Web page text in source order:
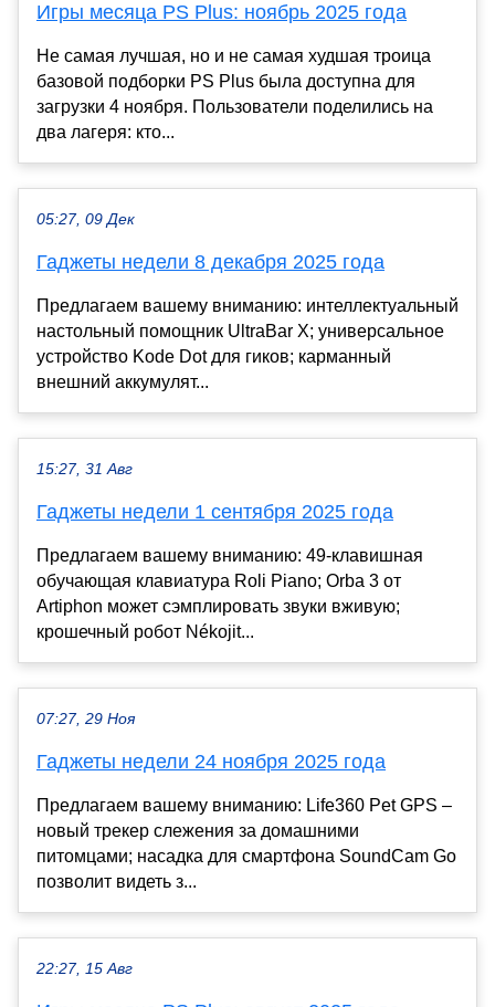
Игры месяца PS Plus: ноябрь 2025 года
Не самая лучшая, но и не самая худшая троица
базовой подборки PS Plus была доступна для
загрузки 4 ноября. Пользователи поделились на
два лагеря: кто...
05:27, 09 Дек
Гаджеты недели 8 декабря 2025 года
Предлагаем вашему вниманию: интеллектуальный
настольный помощник UltraBar X; универсальное
устройство Kode Dot для гиков; карманный
внешний аккумулят...
15:27, 31 Авг
Гаджеты недели 1 сентября 2025 года
Предлагаем вашему вниманию: 49-клавишная
обучающая клавиатура Roli Piano; Orba 3 от
Artiphon может сэмплировать звуки вживую;
крошечный робот Nékojit...
07:27, 29 Ноя
Гаджеты недели 24 ноября 2025 года
Предлагаем вашему вниманию: Life360 Pet GPS –
новый трекер слежения за домашними
питомцами; насадка для смартфона SoundCam Go
позволит видеть з...
22:27, 15 Авг